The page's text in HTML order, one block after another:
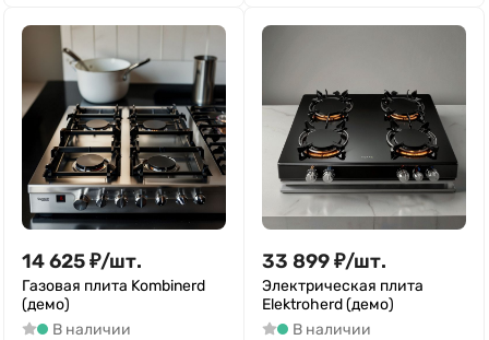
14 625₽/шт.
Газовая плита Kombinerd
(демо)
В наличии
33 899₽/шт.
Электрическая плита
Elektroherd (демо)
В наличии